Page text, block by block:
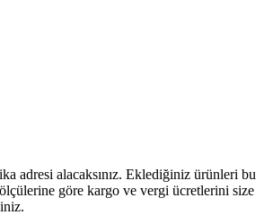
adresi alacaksınız. Eklediğiniz ürünleri bu
göre kargo ve vergi ücretlerini size